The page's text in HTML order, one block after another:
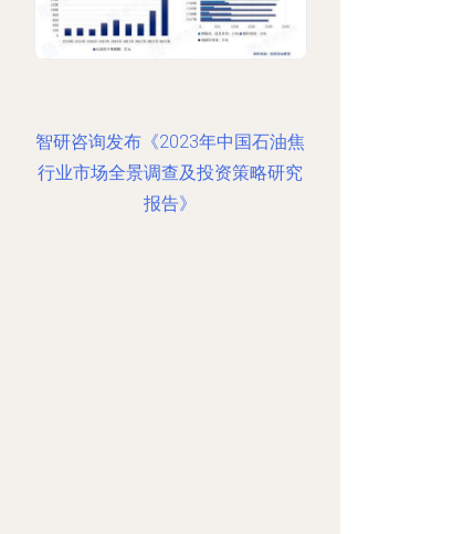
智研咨询发布《2023年中国石油焦
行业市场全景调查及投资策略研究
报告》